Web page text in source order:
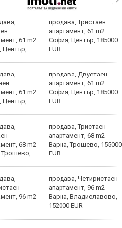
продава, Тристаен
апартамент, 61 m2
София, Център, 185000
EUR
продава, Двустаен
апартамент, 61 m2
София, Център, 185000
EUR
продава, Тристаен
апартамент, 68 m2
Варна, Трошево, 155000
EUR
продава, Четиристаен
апартамент, 96 m2
Варна, Владиславово,
152000 EUR